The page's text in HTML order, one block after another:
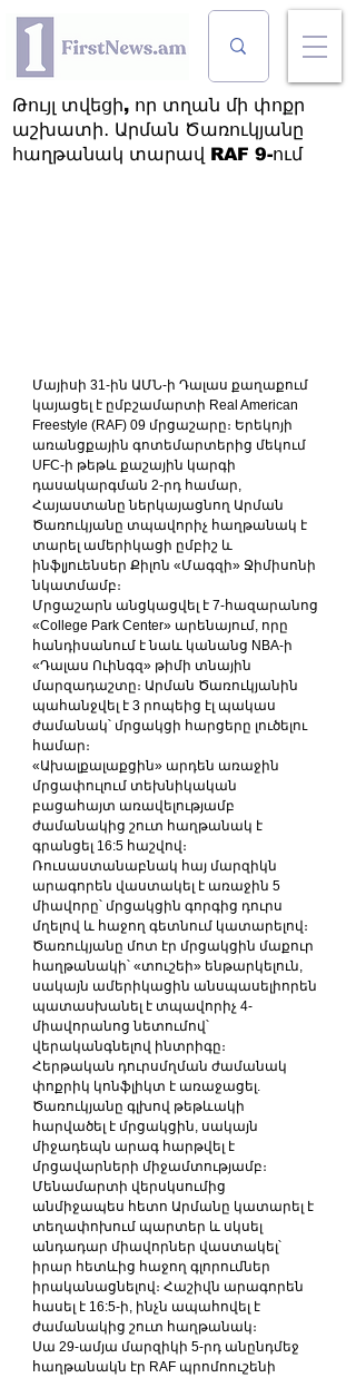
Թույլ տվեցի, որ տղան մի փոքր
աշխատի․ Արման Ծառուկյանը
հաղթանակ տարավ RAF 9-ում
Մայիսի 31-ին ԱՄՆ-ի Դալաս քաղաքում
կայացել է ըմբշամարտի Real American
Freestyle (RAF) 09 մրցաշարը։ Երեկոյի
առանցքային գոտեմարտերից մեկում
UFC-ի թեթև քաշային կարգի
դասակարգման 2-րդ համար,
Հայաստանը ներկայացնող Արման
Ծառուկյանը տպավորիչ հաղթանակ է
տարել ամերիկացի ըմբիշ և
ինֆլյուենսեր Քիլոն «Մագզի» Ջիմիսոնի
նկատմամբ։
Մրցաշարն անցկացվել է 7-հազարանոց
«College Park Center» արենայում, որը
հանդիսանում է նաև կանանց NBA-ի
«Դալաս Ուինգզ» թիմի տնային
մարզադաշտը։ Արման Ծառուկյանին
պահանջվել է 3 րոպեից էլ պակաս
ժամանակ՝ մրցակցի հարցերը լուծելու
համար։
«Ախալքալաքցին» արդեն առաջին
մրցափուլում տեխնիկական
բացահայտ առավելությամբ
ժամանակից շուտ հաղթանակ է
գրանցել 16:5 հաշվով։
Ռուսաստանաբնակ հայ մարզիկն
արագորեն վաստակել է առաջին 5
միավորը՝ մրցակցին գորգից դուրս
մղելով և հաջող գետնում կատարելով։
Ծառուկյանը մոտ էր մրցակցին մաքուր
հաղթանակի՝ «տուշեի» ենթարկելուն,
սակայն ամերիկացին անսպասելիորեն
պատասխանել է տպավորիչ 4-
միավորանոց նետումով՝
վերականգնելով ինտրիգը։
Հերթական դուրսմղման ժամանակ
փոքրիկ կոնֆլիկտ է առաջացել.
Ծառուկյանը գլխով թեթևակի
հարվածել է մրցակցին, սակայն
միջադեպն արագ հարթվել է
մրցավարների միջամտությամբ։
Մենամարտի վերսկսումից
անմիջապես հետո Արմանը կատարել է
տեղափոխում պարտեր և սկսել
անդադար միավորներ վաստակել՝
իրար հետևից հաջող գլորումներ
իրականացնելով։ Հաշիվն արագորեն
հասել է 16:5-ի, ինչն ապահովել է
ժամանակից շուտ հաղթանակ։
Սա 29-ամյա մարզիկի 5-րդ անընդմեջ
հաղթանակն էր RAF պրոմոուշենի